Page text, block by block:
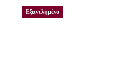
Εξαντλημένο
Εξαντλημένο